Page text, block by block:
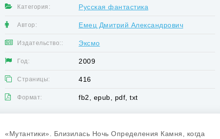
Категория: Русская фантастика
Автор: Емец Дмитрий Александрович
Издательство:: Эксмо
Год: 2009
Страницы: 416
Формат: fb2, epub, pdf, txt
«Мутантики». Близилась Ночь Определения Камня, когда